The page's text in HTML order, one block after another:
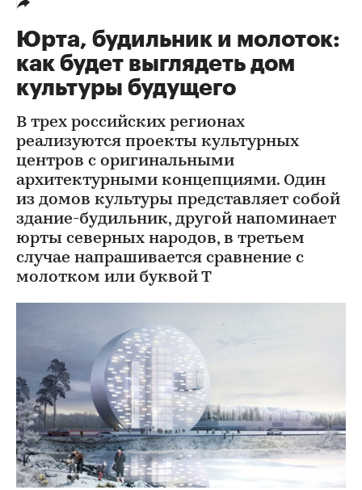
Юрта, будильник и молоток:
как будет выглядеть дом
культуры будущего
В трех российских регионах
реализуются проекты культурных
центров с оригинальными
архитектурными концепциями. Один
из домов культуры представляет собой
здание-будильник, другой напоминает
юрты северных народов, в третьем
случае напрашивается сравнение с
молотком или буквой Т